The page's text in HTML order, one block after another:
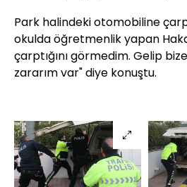
Park halindeki otomobiline
okulda öğretmenlik yapan
çarptığını görmedim. Gelip
zararım var" diye konuştu.